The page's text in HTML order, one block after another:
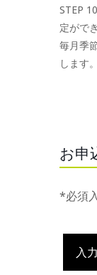
STEP
定がで
毎月季
します。
お申
*必須
入